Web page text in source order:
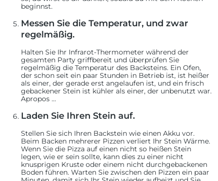
beginnst.
Messen Sie die Temperatur, und zwar
regelmäßig.
Halten Sie Ihr Infrarot-Thermometer während der
gesamten Party griffbereit und überprüfen Sie
regelmäßig die Temperatur des Backsteins. Ein Ofen,
der schon seit ein paar Stunden in Betrieb ist, ist heißer
als einer, der gerade erst angelaufen ist, und ein frisch
gebackener Stein ist kühler als einer, der unbenutzt war.
Apropos …
Laden Sie Ihren Stein auf.
Stellen Sie sich Ihren Backstein wie einen Akku vor.
Beim Backen mehrerer Pizzen verliert Ihr Stein Wärme.
Wenn Sie die Pizza auf einen nicht so heißen Stein
legen, wie er sein sollte, kann dies zu einer nicht
knusprigen Kruste oder einem nicht durchgebackenen
Boden führen. Warten Sie zwischen den Pizzen ein paar